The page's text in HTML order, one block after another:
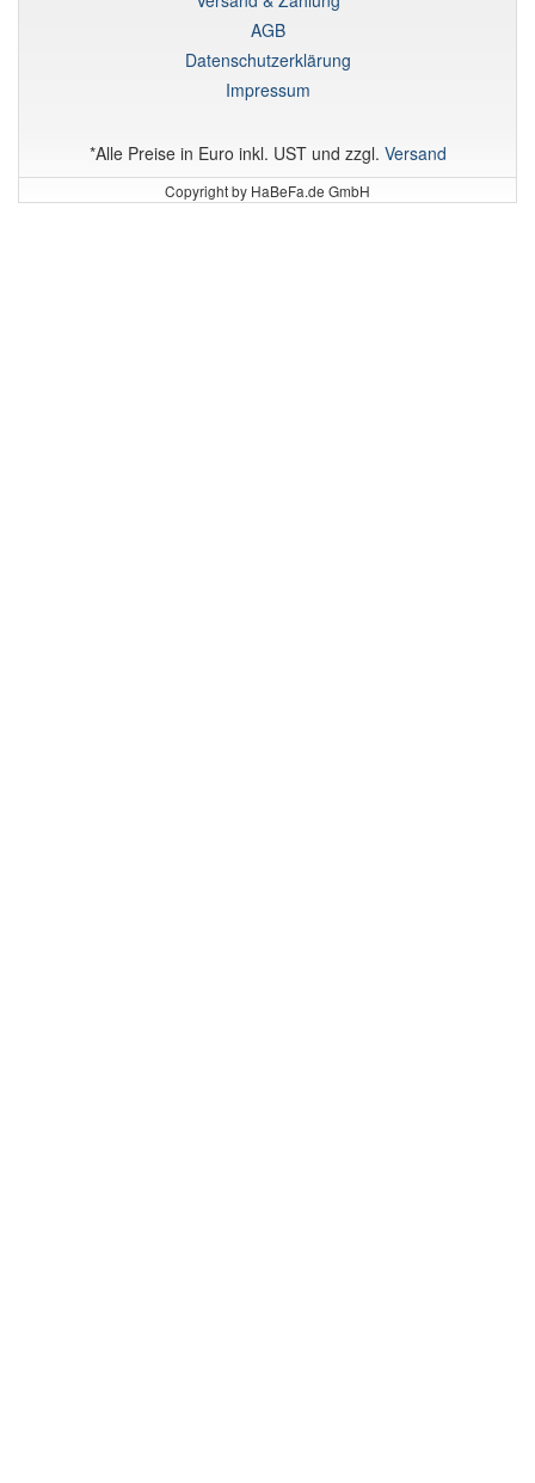
AGB
Datenschutzerklärung
Impressum
*Alle Preise in Euro inkl. UST und zzgl. Versand
Copyright by HaBeFa.de GmbH